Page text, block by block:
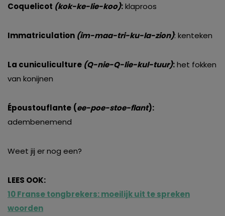
Coquelicot (kok-ke-lie-koo):klaproos
Immatriculation (im-maa-tri-ku-la-zion): kenteken
La cuniculiculture (Q-nie-Q-lie-kul-tuur):het fokken
van konijnen
Époustouflante (ee-poe-stoe-flant):
adembenemend
Weet jij er nog een?
LEES OOK:
10 Franse tongbrekers: moeilijk uit te spreken
woorden